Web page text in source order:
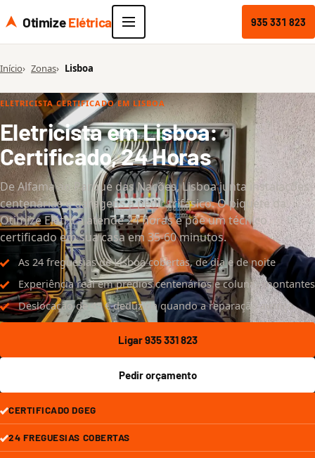
OtimizeElétrica 935 331 823
Início Zonas Lisboa
ELETRICISTA CERTIFICADO EM LISBOA
Eletricista em Lisboa:
Certificado, 24 Horas
De Alfama ao Parque das Nações, Lisboa junta instalações
centenárias e garagens a pedir trifásico. O piquete da
Otimize Elétrica atende 24 horas e põe um técnico
certificado em sua casa em 35-60 minutos.
As 24 freguesias de Lisboa cobertas, de dia e de noite
Experiência real em prédios centenários e colunas montantes
Deslocação de 45 € deduzida quando a reparação avança
Ligar 935 331 823
Pedir orçamento
CERTIFICADO DGEG
24 FREGUESIAS COBERTAS